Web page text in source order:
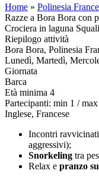
Home » Polinesia
Razze a Bora Bora con
Crociera in laguna
Riepilogo attività
Bora Bora, Polinesia
Lunedì, Martedì,
Giornata
Barca
Età minima 4
Partecipanti: min 1 /
Inglese, Francese
Incontri
aggressivi);
Snorkeling tra
Relax e pranzo